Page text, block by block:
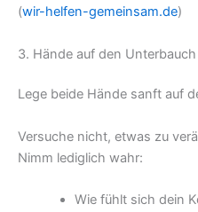
(wir-helfen-gemeinsam.de)
3. Hände auf den
Lege beide Hände sanft auf
Versuche nicht, etwas zu
Nimm lediglich wahr:
Wie fühlt sich dein